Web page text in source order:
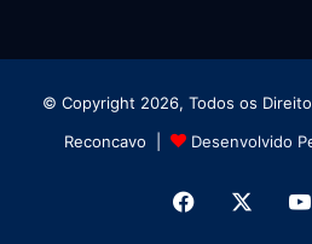
© Copyright 2026, Todos os
Reconcavo |
Desenvolvido
Facebook